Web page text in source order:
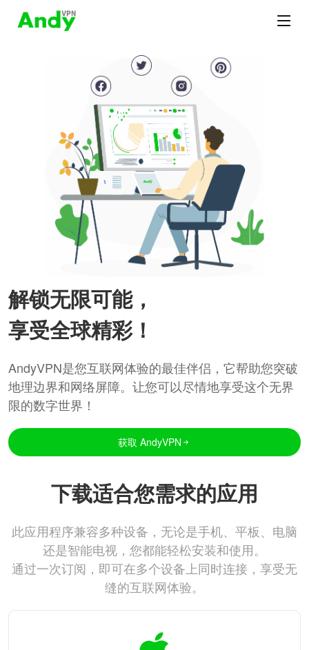
解锁无限可能，
享受全球精彩！
AndyVPN是您互联网体验的最佳伴侣，它帮助您突破
地理边界和网络屏障。让您可以尽情地享受这个无界
限的数字世界！
获取 AndyVPN
下载适合您需求的应用
此应用程序兼容多种设备，无论是手机、平板、电脑
还是智能电视，您都能轻松安装和使用。
通过一次订阅，即可在多个设备上同时连接，享受无
缝的互联网体验。